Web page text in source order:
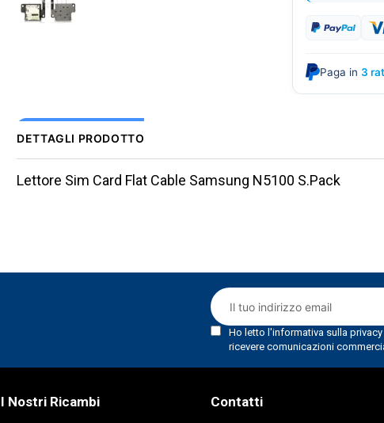
Paga in 3
DETTAGLI PRODOTTO
Lettore Sim Card Flat Cable Samsung N5100 S.Pack
I Nostri Ricambi Contatti